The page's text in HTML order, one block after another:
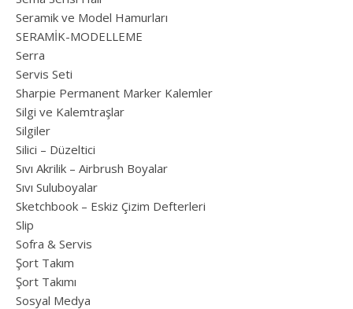
Seramik ve Model Hamurları
SERAMİK-MODELLEME
Serra
Servis Seti
Sharpie Permanent Marker Kalemler
Silgi ve Kalemtraşlar
Silgiler
Silici – Düzeltici
Sıvı Akrilik – Airbrush Boyalar
Sıvı Suluboyalar
Sketchbook – Eskiz Çizim Defterleri
Slip
Sofra & Servis
Şort Takım
Şort Takımı
Sosyal Medya